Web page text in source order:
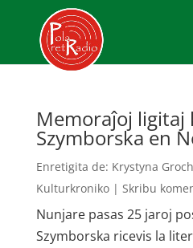
Memoraĵoj ligitaj
Szymborska en
Enretigita de: Krystyna
Kulturkroniko| Skribu
Nunjare pasas 25 jaroj
Szymborska ricevis la